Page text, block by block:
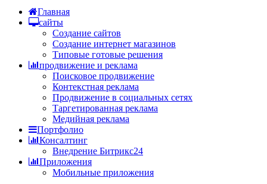
Главная
сайты
Создание сайтов
Создание интернет магазинов
Типовые готовые решения
продвижение и реклама
Поисковое продвижение
Контекстная реклама
Продвижение в социальных сетях
Таргетированная реклама
Медийная реклама
Портфолио
Консалтинг
Внедрение Битрикс24
Приложения
Мобильные приложения